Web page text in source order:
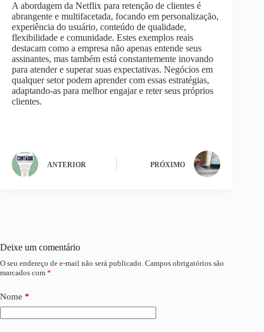
A abordagem da Netflix para retenção de clientes é
abrangente e multifacetada, focando em personalização,
experiência do usuário, conteúdo de qualidade,
flexibilidade e comunidade. Estes exemplos reais
destacam como a empresa não apenas entende seus
assinantes, mas também está constantemente inovando
para atender e superar suas expectativas. Negócios em
qualquer setor podem aprender com essas estratégias,
adaptando-as para melhor engajar e reter seus próprios
clientes.
ANTERIOR PRÓXIMO
Deixe um comentário
O seu endereço de e-mail não será publicado. Campos obrigatórios são
marcados com *
Nome *